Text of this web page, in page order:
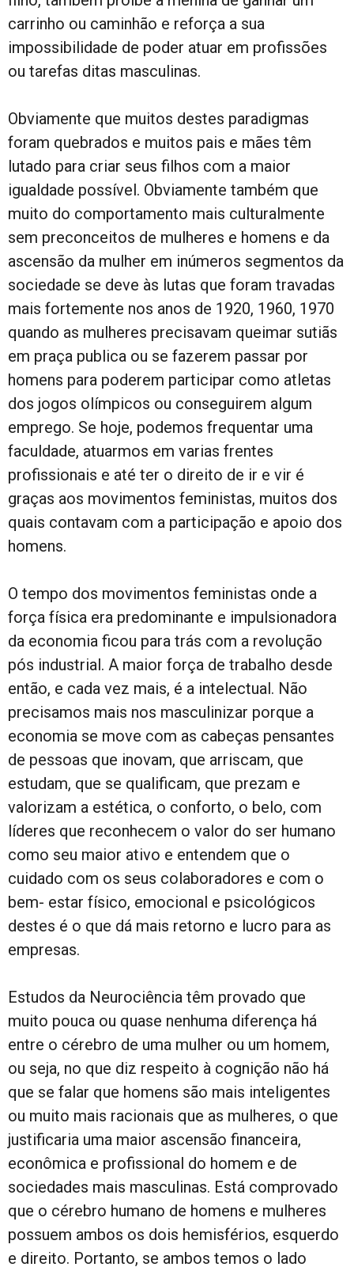
carrinho ou caminhão e reforça a sua
impossibilidade de poder atuar em profissões
ou tarefas ditas masculinas.
Obviamente que muitos destes paradigmas
foram quebrados e muitos pais e mães têm
lutado para criar seus filhos com a maior
igualdade possível. Obviamente também que
muito do comportamento mais culturalmente
sem preconceitos de mulheres e homens e da
ascensão da mulher em inúmeros segmentos da
sociedade se deve às lutas que foram travadas
mais fortemente nos anos de 1920, 1960, 1970
quando as mulheres precisavam queimar sutiãs
em praça publica ou se fazerem passar por
homens para poderem participar como atletas
dos jogos olímpicos ou conseguirem algum
emprego. Se hoje, podemos frequentar uma
faculdade, atuarmos em varias frentes
profissionais e até ter o direito de ir e vir é
graças aos movimentos feministas, muitos dos
quais contavam com a participação e apoio dos
homens.
O tempo dos movimentos feministas onde a
força física era predominante e impulsionadora
da economia ficou para trás com a revolução
pós industrial. A maior força de trabalho desde
então, e cada vez mais, é a intelectual. Não
precisamos mais nos masculinizar porque a
economia se move com as cabeças pensantes
de pessoas que inovam, que arriscam, que
estudam, que se qualificam, que prezam e
valorizam a estética, o conforto, o belo, com
líderes que reconhecem o valor do ser humano
como seu maior ativo e entendem que o
cuidado com os seus colaboradores e com o
bem- estar físico, emocional e psicológicos
destes é o que dá mais retorno e lucro para as
empresas.
Estudos da Neurociência têm provado que
muito pouca ou quase nenhuma diferença há
entre o cérebro de uma mulher ou um homem,
ou seja, no que diz respeito à cognição não há
que se falar que homens são mais inteligentes
ou muito mais racionais que as mulheres, o que
justificaria uma maior ascensão financeira,
econômica e profissional do homem e de
sociedades mais masculinas. Está comprovado
que o cérebro humano de homens e mulheres
possuem ambos os dois hemisférios, esquerdo
e direito. Portanto, se ambos temos o lado